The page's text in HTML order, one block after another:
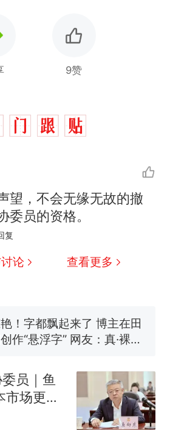
9赞
望，不会无缘无故的撤
委员的资格。
复
论 查看更多
制裁瓜子饺子，美国怕什
回应
上山采菌偶然发现鸡枞菌
原地守1天等它长大：挖了
多朵
渔民钓获鲨鱼徒手将其拽
：参考消息）
第一被第二名传话劝弃考
作“悬浮字” 网友：真·裸眼
！
制裁瓜子饺子，美国怕什
员｜鱼
市场更好